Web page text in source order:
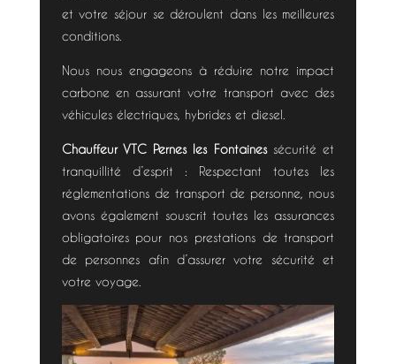
et votre séjour se déroulent dans les meilleures
conditions.
Nous nous engageons à réduire notre impact
carbone en assurant votre transport avec des
véhicules électriques, hybrides et diesel.
Chauffeur VTC Pernes les Fontainessécurité et
tranquillité d’esprit : Respectant toutes les
réglementations de transport de personne, nous
avons également souscrit toutes les assurances
obligatoires pour nos prestations de transport
de
personnes afind’assurer votre sécurité et
votre voyage.